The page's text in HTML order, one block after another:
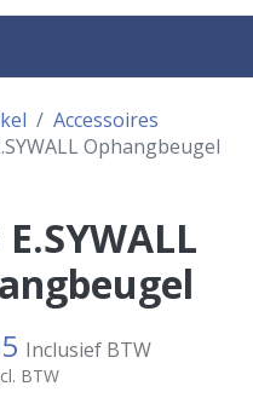
Accessoires
Ophangbeugel
Inclusief BTW
BTW